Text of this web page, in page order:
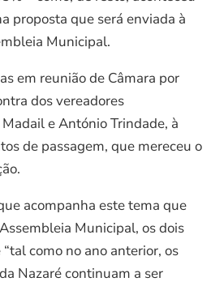
proposta que será enviada à
Municipal.
em reunião de Câmara por
dos vereadores
e António Trindade, à
de passagem, que mereceu o
acompanha este tema que
Municipal, os dois
como no ano anterior, os
Nazaré continuam a ser